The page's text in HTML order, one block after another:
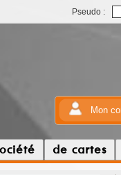
Pseudo :
Mon
de cartes